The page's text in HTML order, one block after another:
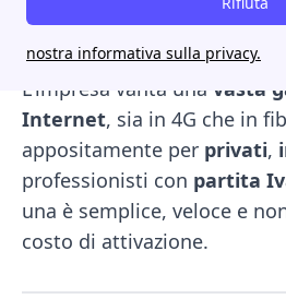
nostra informativa sulla privacy.
2002 a Gubbio, si propone
fornitore di Fibra per privati
L'impresa vanta una vasta
Internet, sia in 4G che in
appositamente per privati,
professionisti con partita
una è semplice, veloce e
costo di attivazione.